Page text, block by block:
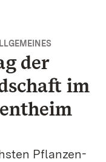
der
im
Pflanzen-